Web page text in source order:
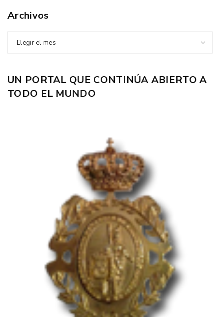
Archivos
Elegir el mes
UN PORTAL QUE CONTINÚA ABIERTO A
TODO EL MUNDO